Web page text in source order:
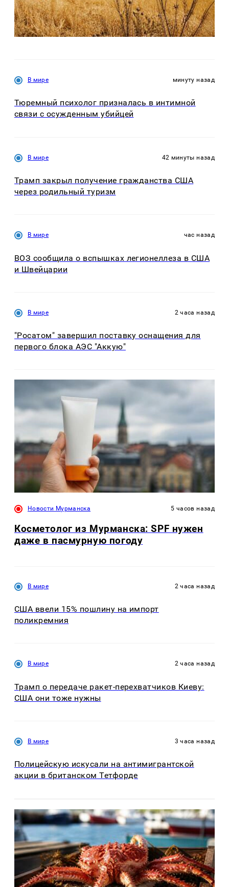
В мире минуту назад
Тюремный психолог призналась в интимной
связи с осужденным убийцей
В мире 42 минуты назад
Трамп закрыл получение гражданства США
через родильный туризм
В мире час назад
ВОЗ сообщила о вспышках легионеллеза в США
и Швейцарии
В мире 2 часа назад
"Росатом" завершил поставку оснащения для
первого блока АЭС "Аккую"
Новости Мурманска 5 часов назад
Косметолог из Мурманска: SPF нужен
даже в пасмурную погоду
В мире 2 часа назад
США ввели 15% пошлину на импорт
поликремния
В мире 2 часа назад
Трамп о передаче ракет-перехватчиков Киеву:
США они тоже нужны
В мире 3 часа назад
Полицейскую искусали на антимигрантской
акции в британском Тетфорде